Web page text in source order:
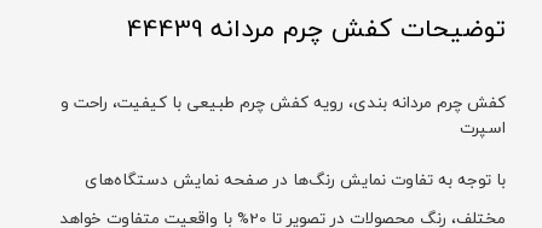
توضیحات کفش چرم مردانه 44439
کفش چرم مردانه بندی، رویه کفش چرم طبیعی با کیفیت، راحت و
اسپرت
با توجه به تفاوت نمایش رنگ‌ها در صفحه نمایش دستگاه‌های
مختلف، رنگ محصولات در تصویر تا 20% با واقعیت متفاوت خواهد